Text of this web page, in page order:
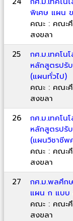
พิเศษ แผน
คณะ : คณะศึ
สงขลา
25
กศ.ม.เทคโน
หลักสูตรปรั
(แผนทั่วไป)
คณะ : คณะศึ
สงขลา
26
กศ.ม.เทคโน
หลักสูตรปรั
(แผนวิชาชีพ
คณะ : คณะศึ
สงขลา
27
กศ.ม.พลศึก
แผน ก แบบ
คณะ : คณะศึ
สงขลา